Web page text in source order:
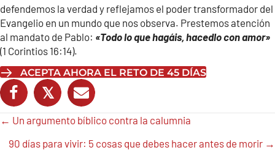
defendemos la verdad y reflejamos el poder transformador del
Evangelio en un mundo que nos observa. Prestemos atención
al mandato de Pablo: «Todo lo que hagáis, hacedlo con amor»
(1 Corintios 16:14).
ACEPTA AHORA EL RETO DE 45 DÍAS
𝕏
Posts
navigation
← Un argumento bíblico contra la calumnia
90 días para vivir: 5 cosas que debes hacer antes de morir →